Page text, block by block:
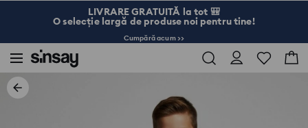
LIVRARE GRATUITĂ la tot 🎒
O selecție largă de produse noi pentru tine!
Cumpără acum >>